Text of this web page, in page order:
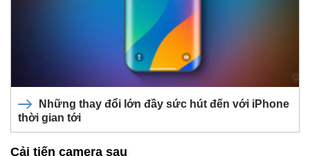
Những thay đổi lớn đầy sức hút đến với iPhone
thời gian tới
Cải tiến camera sau